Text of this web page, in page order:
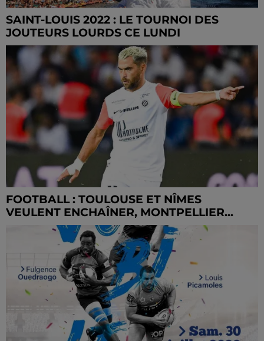
SAINT-LOUIS 2022 : LE TOURNOI DES
JOUTEURS LOURDS CE LUNDI
FOOTBALL : TOULOUSE ET NÎMES
VEULENT ENCHAÎNER, MONTPELLIER...